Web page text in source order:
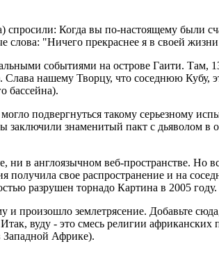
спросили: Когда вы по-настоящему были
"Ничего прекраснее я в своей
событиями на острове Гаити. Там,
нашему Творцу, что соседнюю Кубу,
бассейна).
подвергнуться такому серьезному
заключили знаменитый пакт с дьяволом
в англоязычном веб-пространстве. Но
получила свое распространение и на
разрушен торнадо Картина в 2005
произошло землетрясение. Добавьте
вуду - это смесь религии
Западной Африке).